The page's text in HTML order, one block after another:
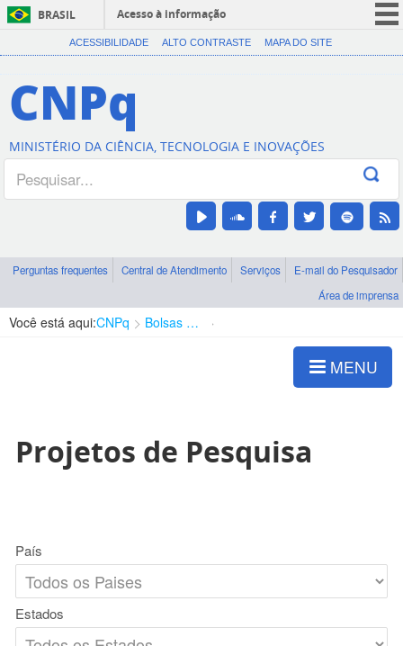
BRASIL
Acesso à informação
CORONAVÍRUS (COVID-19)
Canais
ACESSIBILIDADE ALTO CONTRASTE MAPA DO SITE
CNPq
MINISTÉRIO DA CIÊNCIA, TECNOLOGIA E INOVAÇÕES
Perguntas frequentes Central de Atendimento Serviços
E-mail do Pesquisador
Área de imprensa
Você está aqui:CNPq Bolsas e Auxílios Vigentes
MENU
Projetos de Pesquisa
País
Estados